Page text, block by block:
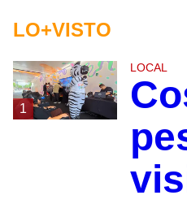
LO+VISTO
1
LOCAL